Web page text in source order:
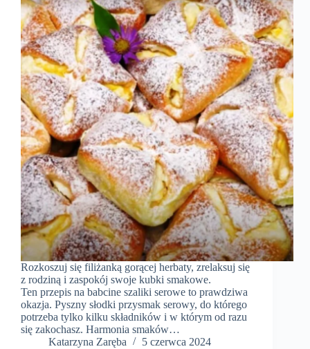
Rozkoszuj się filiżanką gorącej herbaty, zrelaksuj się
z rodziną i zaspokój swoje kubki smakowe.
Ten przepis na babcine szaliki serowe to prawdziwa
okazja. Pyszny słodki przysmak serowy, do którego
potrzeba tylko kilku składników i w którym od razu
się zakochasz. Harmonia smaków…
Katarzyna Zaręba
5 czerwca 2024